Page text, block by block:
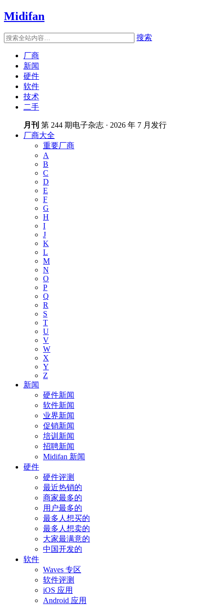
Midifan
搜索
厂商
新闻
硬件
软件
技术
二手
月刊 第 244 期电子杂志 · 2026 年 7 月发行
厂商大全
重要厂商
A
B
C
D
E
F
G
H
I
J
K
L
M
N
O
P
Q
R
S
T
U
V
W
X
Y
Z
新闻
硬件新闻
软件新闻
业界新闻
促销新闻
培训新闻
招聘新闻
Midifan 新闻
硬件
硬件评测
最近热销的
商家最多的
用户最多的
最多人想买的
最多人想卖的
大家最满意的
中国开发的
软件
Waves 专区
软件评测
iOS 应用
Android 应用